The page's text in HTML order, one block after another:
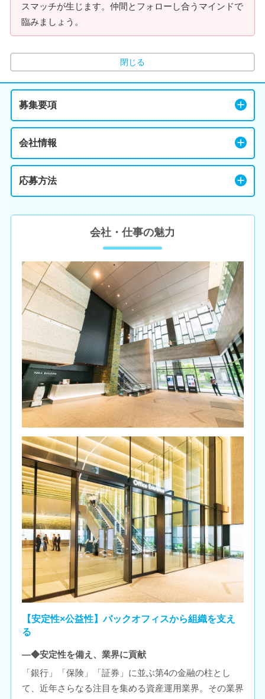
スマッチが生じます。仲間とフォローし合うマインドで
臨みましょう。
閉じる
募集要項
会社情報
応募方法
会社・仕事の魅力
【安定性×公益性】バックオフィスから組織を支え
る
―◆安定性を備え、業界に貢献
「銀行」「保険」「証券」に並ぶ第4の金融の柱とし
て、近年さらなる注目を集める資産運用業界。その業界